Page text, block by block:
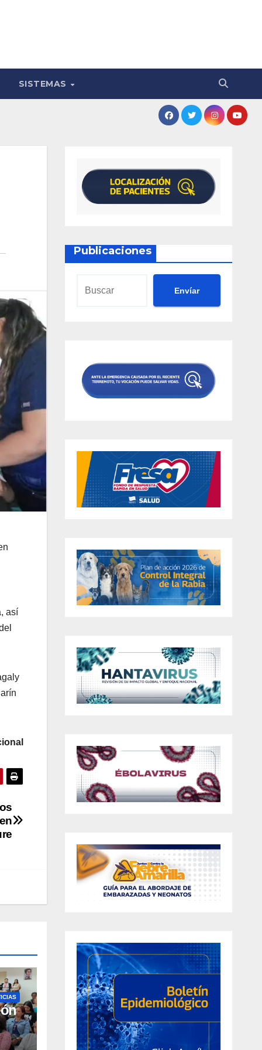
SISTEMAS
así
Publicaciones
Envíar